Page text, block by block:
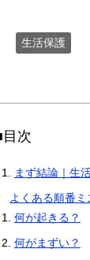
生活保護
目次
まず結論｜生
よくある順番
何が起きる？
何がまずい？